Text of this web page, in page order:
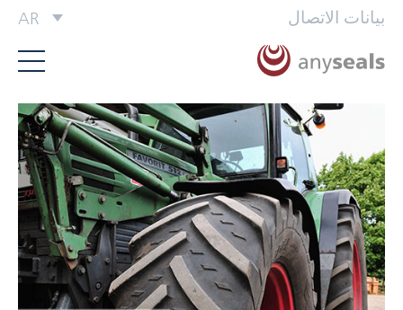
بيانات الاتصال AR